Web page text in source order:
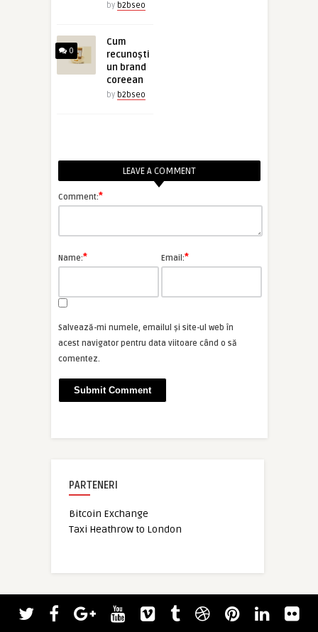
by b2bseo
0
Cum
recunoști
un brand
coreean
by b2bseo
LEAVE A COMMENT
Comment:*
Name:* Email:*
Salvează-mi numele, emailul și site-ul web în
acest navigator pentru data viitoare când o să
comentez.
PARTENERI
Bitcoin Exchange
Taxi Heathrow to London